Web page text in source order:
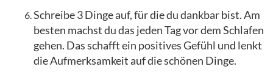
Schreibe 3 Dinge auf, für die du dankbar bist. Am
besten machst du das jeden Tag vor dem Schlafen
gehen. Das schafft ein positives Gefühl und lenkt
die Aufmerksamkeit auf die schönen Dinge.